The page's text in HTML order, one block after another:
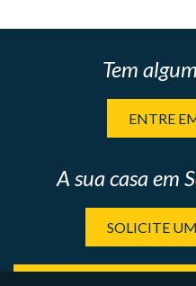
Tem
ENTRE
A sua casa em
SOLICITE